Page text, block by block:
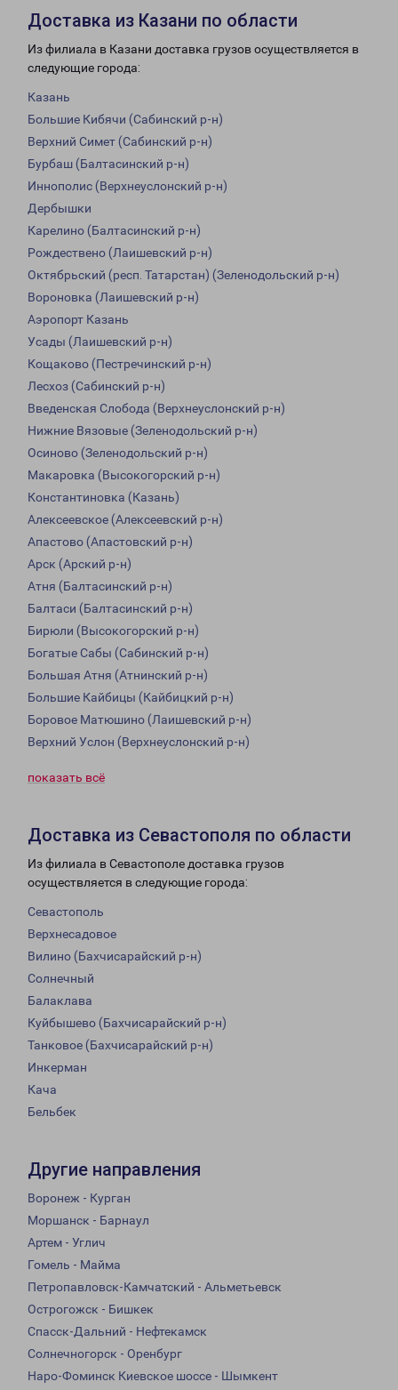
Доставка из Казани по области
Из филиала в Казани доставка грузов осуществляется в
следующие города:
Казань
Большие Кибячи (Сабинский р-н)
Верхний Симет (Сабинский р-н)
Бурбаш (Балтасинский р-н)
Иннополис (Верхнеуслонский р-н)
Дербышки
Карелино (Балтасинский р-н)
Рождествено (Лаишевский р-н)
Октябрьский (респ. Татарстан) (Зеленодольский р-н)
Вороновка (Лаишевский р-н)
Аэропорт Казань
Усады (Лаишевский р-н)
Кощаково (Пестречинский р-н)
Лесхоз (Сабинский р-н)
Введенская Слобода (Верхнеуслонский р-н)
Нижние Вязовые (Зеленодольский р-н)
Осиново (Зеленодольский р-н)
Макаровка (Высокогорский р-н)
Константиновка (Казань)
Алексеевское (Алексеевский р-н)
Апастово (Апастовский р-н)
Арск (Арский р-н)
Атня (Балтасинский р-н)
Балтаси (Балтасинский р-н)
Бирюли (Высокогорский р-н)
Богатые Сабы (Сабинский р-н)
Большая Атня (Атнинский р-н)
Большие Кайбицы (Кайбицкий р-н)
Боровое Матюшино (Лаишевский р-н)
Верхний Услон (Верхнеуслонский р-н)
показать всё
Доставка из Севастополя по области
Из филиала в Севастополе доставка грузов
осуществляется в следующие города:
Севастополь
Верхнесадовое
Вилино (Бахчисарайский р-н)
Солнечный
Балаклава
Куйбышево (Бахчисарайский р-н)
Танковое (Бахчисарайский р-н)
Инкерман
Кача
Бельбек
Другие направления
Воронеж - Курган
Моршанск - Барнаул
Артем - Углич
Гомель - Майма
Петропавловск-Камчатский - Альметьевск
Острогожск - Бишкек
Спасск-Дальний - Нефтекамск
Солнечногорск - Оренбург
Наро-Фоминск Киевское шоссе - Шымкент